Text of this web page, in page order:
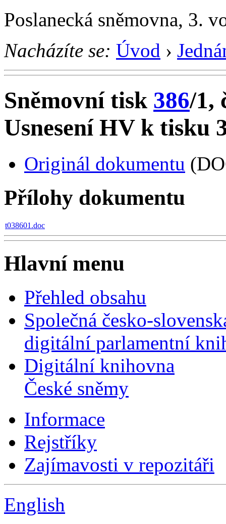
Poslanecká sněmovna, 3.
Nacházíte se: Úvod ›
Sněmovní tisk 386/1,
Usnesení HV k tisku
Originál dokumentu
Přílohy dokumentu
t038601.doc
Hlavní menu
Přehled obsahu
Společná česko-
digitální parlamentní
Digitální knihovna
České sněmy
Informace
Rejstříky
Zajímavosti v repozitáři
English